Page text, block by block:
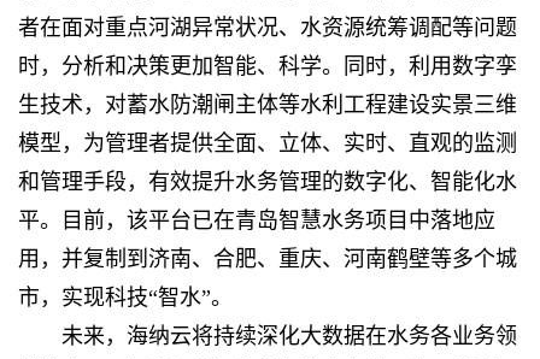
者在面对重点河湖异常状况、水资源统筹调配等问题
时，分析和决策更加智能、科学。同时，利用数字孪
生技术，对蓄水防潮闸主体等水利工程建设实景三维
模型，为管理者提供全面、立体、实时、直观的监测
和管理手段，有效提升水务管理的数字化、智能化水
平。目前，该平台已在青岛智慧水务项目中落地应
用，并复制到济南、合肥、重庆、河南鹤壁等多个城
市，实现科技“智水”。
未来，海纳云将持续深化大数据在水务各业务领